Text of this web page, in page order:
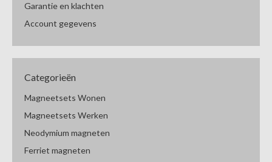
Garantie en klachten
Account gegevens
Categorieën
Magneetsets Wonen
Magneetsets Werken
Neodymium magneten
Ferriet magneten